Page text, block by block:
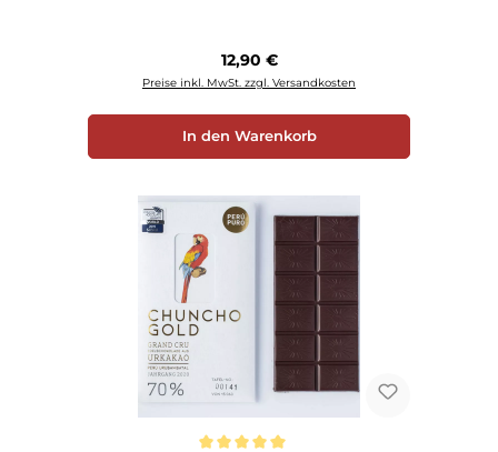
Regulärer Preis:
12,90 €
Preise inkl. MwSt. zzgl. Versandkosten
In den Warenkorb